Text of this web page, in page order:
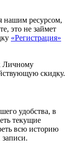
нашим ресурсом,
это не займет
«Регистрация»
Личному
скидку.
удобства, в
текущие
всю историю
записи.